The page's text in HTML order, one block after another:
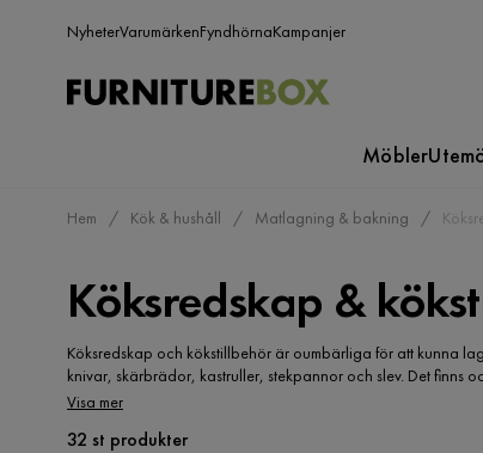
NyheterVarumärkenFyndhörnaKampanjer
Möbler
Hem Kök & hushåll Matlagning & bakning
Köksredskap &
Köksredskap och kökstillbehör är oumbärliga för att kunna
knivar, skärbrädor, kastruller, stekpannor och slev. Det finns
vispar, rivjärn, kökstermometrar och måttmuggar. Utöver
Visa mer
32 st produkter